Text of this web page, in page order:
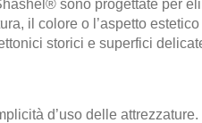
sono progettate per
il colore o l’aspetto
storici e superfici
d’uso delle